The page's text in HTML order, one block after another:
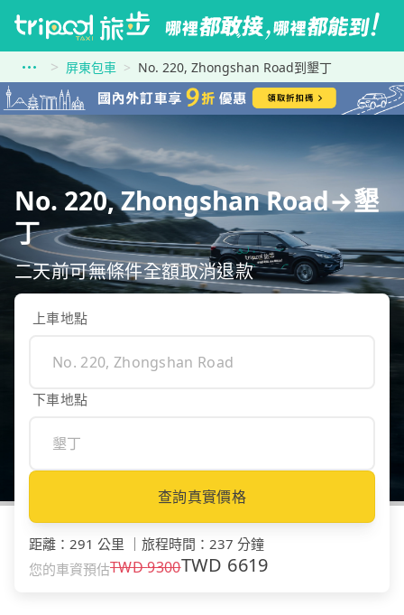
屏東包車 No. 220, Zhongshan Road到墾丁
No. 220, Zhongshan Road→墾
丁
二天前可無條件全額取消退款
上車地點
下車地點
查詢真實價格
距離 ： 291 公里 旅程時間 ： 237 分鐘
您的車資預估TWD9300TWD 6619